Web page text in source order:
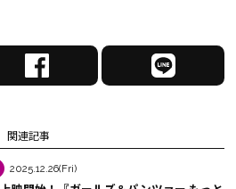
L
I
関連記事
2025.12.26(Fri)